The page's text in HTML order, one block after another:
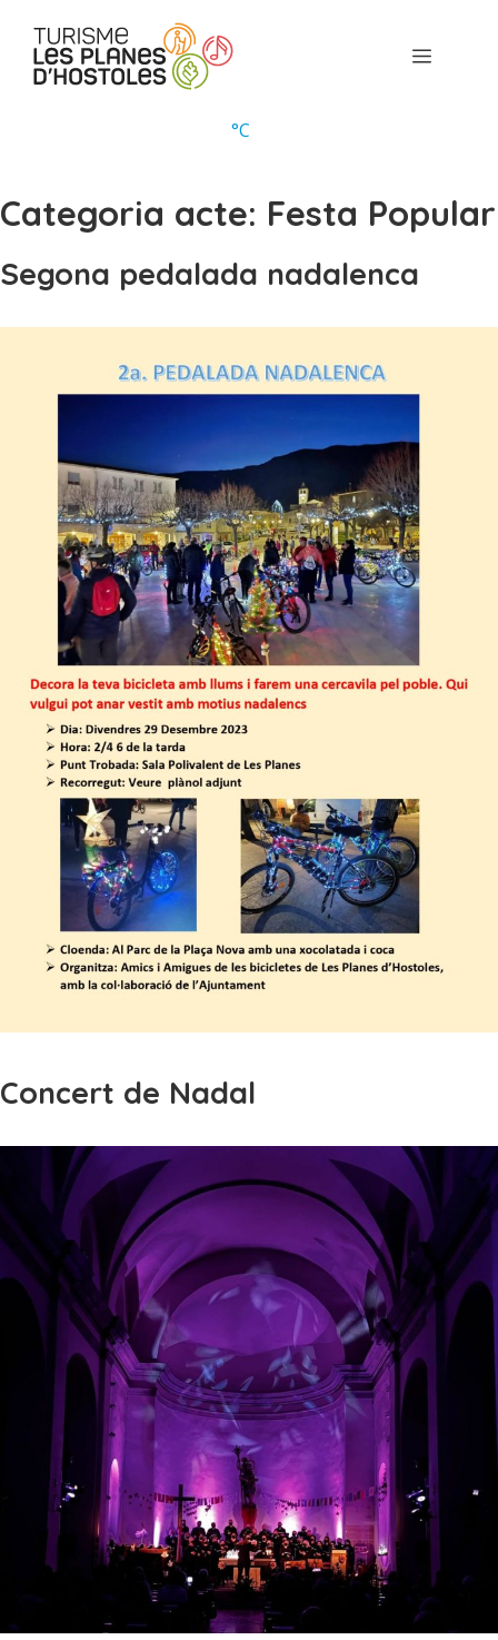
contingut
Menú
°C
Categoria acte: Festa Popular
Segona pedalada nadalenca
Concert de Nadal